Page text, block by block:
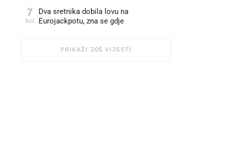
7
kol
Dva sretnika dobila lovu na
Eurojackpotu, zna se gdje
PRIKAŽI JOŠ VIJESTI